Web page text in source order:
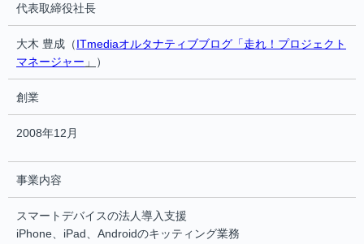
代表取締役社長
大木 豊成（ITmediaオルタナティブブログ「走れ！プロジェクト
マネージャー 」 ）
創業
2008年12月
事業内容
スマートデバイスの法人導入支援
iPhone、iPad、Androidのキッティング業務